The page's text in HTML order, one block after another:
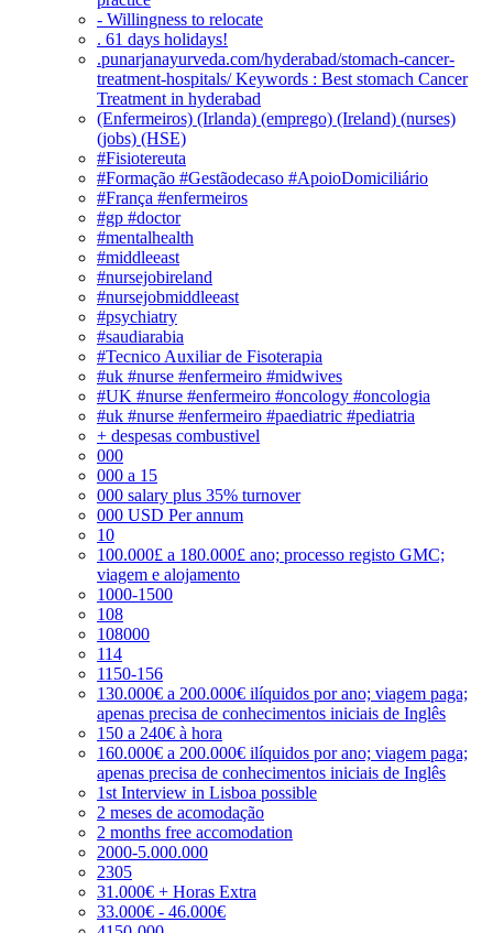
- Willingness to relocate
. 61 days holidays!
.punarjanayurveda.com/hyderabad/stomach-cancer-
treatment-hospitals/ Keywords : Best stomach Cancer
Treatment in hyderabad
(Enfermeiros) (Irlanda) (emprego) (Ireland) (nurses)
(jobs) (HSE)
#Fisiotereuta
#Formação #Gestãodecaso #ApoioDomiciliário
#França #enfermeiros
#gp #doctor
#mentalhealth
#middleeast
#nursejobireland
#nursejobmiddleeast
#psychiatry
#saudiarabia
#Tecnico Auxiliar de Fisoterapia
#uk #nurse #enfermeiro #midwives
#UK #nurse #enfermeiro #oncology #oncologia
#uk #nurse #enfermeiro #paediatric #pediatria
+ despesas combustivel
000
000 a 15
000 salary plus 35% turnover
000 USD Per annum
10
100.000£ a 180.000£ ano; processo registo GMC;
viagem e alojamento
1000-1500
108
108000
114
1150-156
130.000€ a 200.000€ ilíquidos por ano; viagem paga;
apenas precisa de conhecimentos iniciais de Inglês
150 a 240€ à hora
160.000€ a 200.000€ ilíquidos por ano; viagem paga;
apenas precisa de conhecimentos iniciais de Inglês
1st Interview in Lisboa possible
2 meses de acomodação
2 months free accomodation
2000-5.000.000
2305
31.000€ + Horas Extra
33.000€ - 46.000€